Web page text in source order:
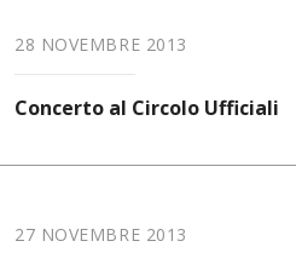
28 NOVEMBRE 2013
Concerto al Circolo Ufficiali
27 NOVEMBRE 2013